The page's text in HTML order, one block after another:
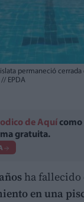
permaneció
// EPDA
de Aquí como
gratuita.
ha fallecido
en una